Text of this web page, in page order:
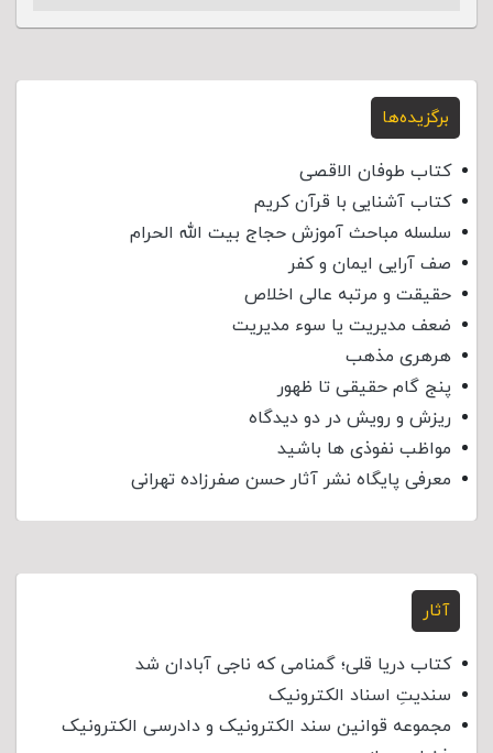
برگزیده‌ها
کتاب طوفان الاقصی
کتاب آشنایی با قرآن کریم
سلسله مباحث آموزش حجاج بیت الله الحرام
صف آرایی ایمان و کفر
حقیقت و مرتبه عالی اخلاص
ضعف مدیریت یا سوء مدیریت
هرهری مذهب
پنج گام حقیقی تا ظهور
ریزش و رویش در دو دیدگاه
مواظب نفوذی‌ ها باشید
معرفی پایگاه نشر آثار حسن صفرزاده تهرانی
آثار
کتاب دریا قلی؛ گمنامی که ناجی آبادان شد
سندیتِ اسناد الکترونیک
مجموعه قوانین سند الکترونیک و دادرسی الکترونیک